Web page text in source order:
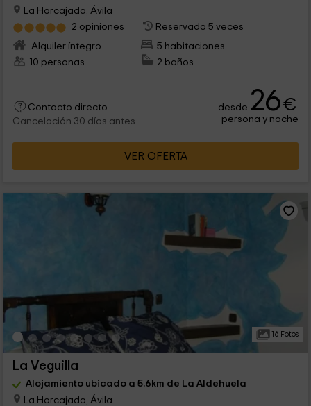
La Horcajada, Ávila
2 opiniones
Reservado 5 veces
Alquiler íntegro
5 habitaciones
10 personas
2 baños
Contacto directo
Cancelación 30 días antes
desde 26€
persona y noche
VER OFERTA
16 Fotos
La Veguilla
Alojamiento ubicado a 5.6km de La Aldehuela
La Horcajada, Ávila